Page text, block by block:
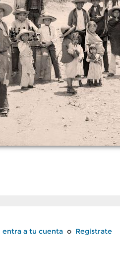
entra a tu cuenta o Regístrate